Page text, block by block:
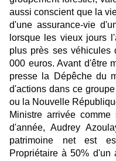
aussi conscient que la
d'une assurance-vie
lorsque les vieux jours
plus près ses véhicules
000 euros. Avant d'être
presse la Dépêche du
d'actions dans ce
ou la Nouvelle
Ministre arrivée
d'année, Audrey
patrimoine net est
Propriétaire à 50% d'un